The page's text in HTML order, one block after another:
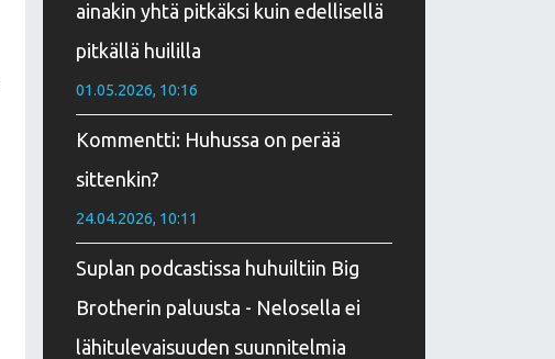
ainakin yhtä pitkäksi kuin edellisellä
pitkällä huililla
01.05.2026, 10:16
Kommentti: Huhussa on perää
sittenkin?
24.04.2026, 10:11
Suplan podcastissa huhuiltiin Big
Brotherin paluusta - Nelosella ei
lähitulevaisuuden suunnitelmia